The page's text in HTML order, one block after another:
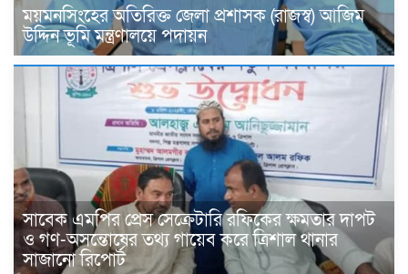
ময়মনসিংহের অতিরিক্ত জেলা প্রশাসক (রাজস্ব) আজিম
উদ্দিন ভূমি মন্ত্রণালয়ে পদায়ন
সাবেক এমপির প্রেস সেক্রেটারি রফিকের ক্ষমতার দাপট
ও গণ-অসন্তোষের তথ্য গায়েব করে ত্রিশাল থানার
সাজানো রিপোর্ট